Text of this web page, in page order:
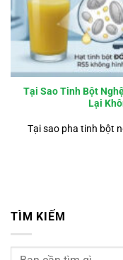
Tại Sao Tinh Bột
Lại
Tại sao pha tinh bột
TÌM KIẾM